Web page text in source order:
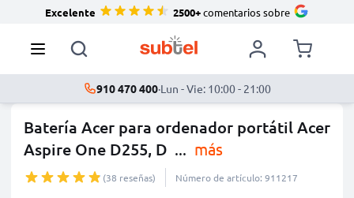
Excelente 2500+comentarios sobre
910 470 400·Lun - Vie: 10:00 - 21:00
Batería Acer para ordenador portátil Acer
Aspire One D255, D ... más
(38 reseñas) Número de artículo: 911217